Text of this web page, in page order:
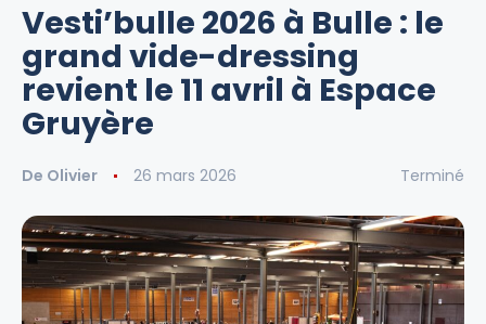
Vesti’bulle 2026 à Bulle : le
grand vide-dressing
revient le 11 avril à Espace
Gruyère
De Olivier 26 mars 2026 Terminé